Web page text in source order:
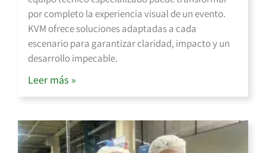
por completo la experiencia visual de un evento.
KVM ofrece soluciones adaptadas a cada
escenario para garantizar claridad, impacto y un
desarrollo impecable.
Leer más »